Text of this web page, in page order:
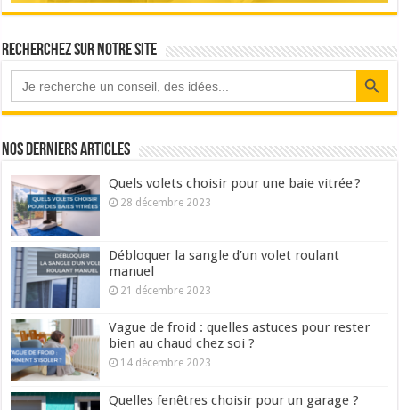
Recherchez sur notre site
Search Button
Nos derniers articles
Quels volets choisir pour une baie vitrée ?
28 décembre 2023
Débloquer la sangle d’un volet roulant
manuel
21 décembre 2023
Vague de froid : quelles astuces pour rester
bien au chaud chez soi ?
14 décembre 2023
Quelles fenêtres choisir pour un garage ?